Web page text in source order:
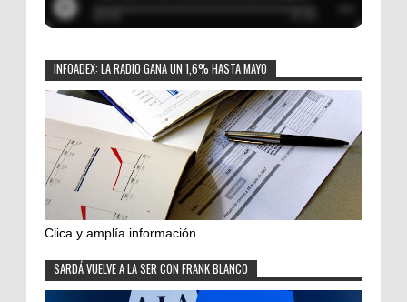
INFOADEX: LA RADIO GANA UN 1,6% HASTA MAYO
Clica y amplía información
SARDÁ VUELVE A LA SER CON FRANK BLANCO